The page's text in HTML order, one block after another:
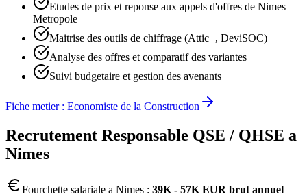
Etudes de prix et reponse aux appels d'offres de Nimes
Metropole
Maitrise des outils de chiffrage (Attic+, DeviSOC)
Analyse des offres et comparatif des variantes
Suivi budgetaire et gestion des avenants
Fiche metier : Economiste de la Construction
Recrutement Responsable QSE / QHSE a
Nimes
Fourchette salariale a Nimes : 39K - 57K EUR brut annuel